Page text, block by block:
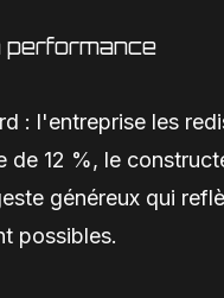
performance
: l'entreprise les
12 %, le
généreux qui
possibles.